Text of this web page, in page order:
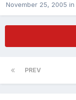
November 25, 2005 in
PREV